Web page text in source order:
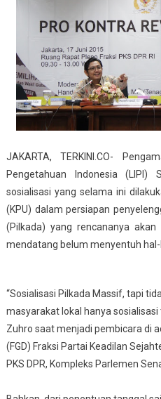
JAKARTA, TERKINI.CO-
Pengetahuan Indonesia
sosialisasi yang selama ini
(KPU) dalam persiapan
(Pilkada) yang rencananya
mendatang belum menyentuh
“Sosialisasi Pilkada Massif, tapi
masyarakat lokal hanya
Zuhro saat menjadi pembicara di
(FGD) Fraksi Partai Keadilan
PKS DPR, Kompleks Parlemen